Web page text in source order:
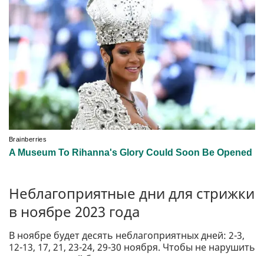
Неблагоприятные дни для стрижки
в ноябре 2023 года
В ноябре будет десять неблагоприятных дней: 2-3,
12-13, 17, 21, 23-24, 29-30 ноября. Чтобы не нарушить